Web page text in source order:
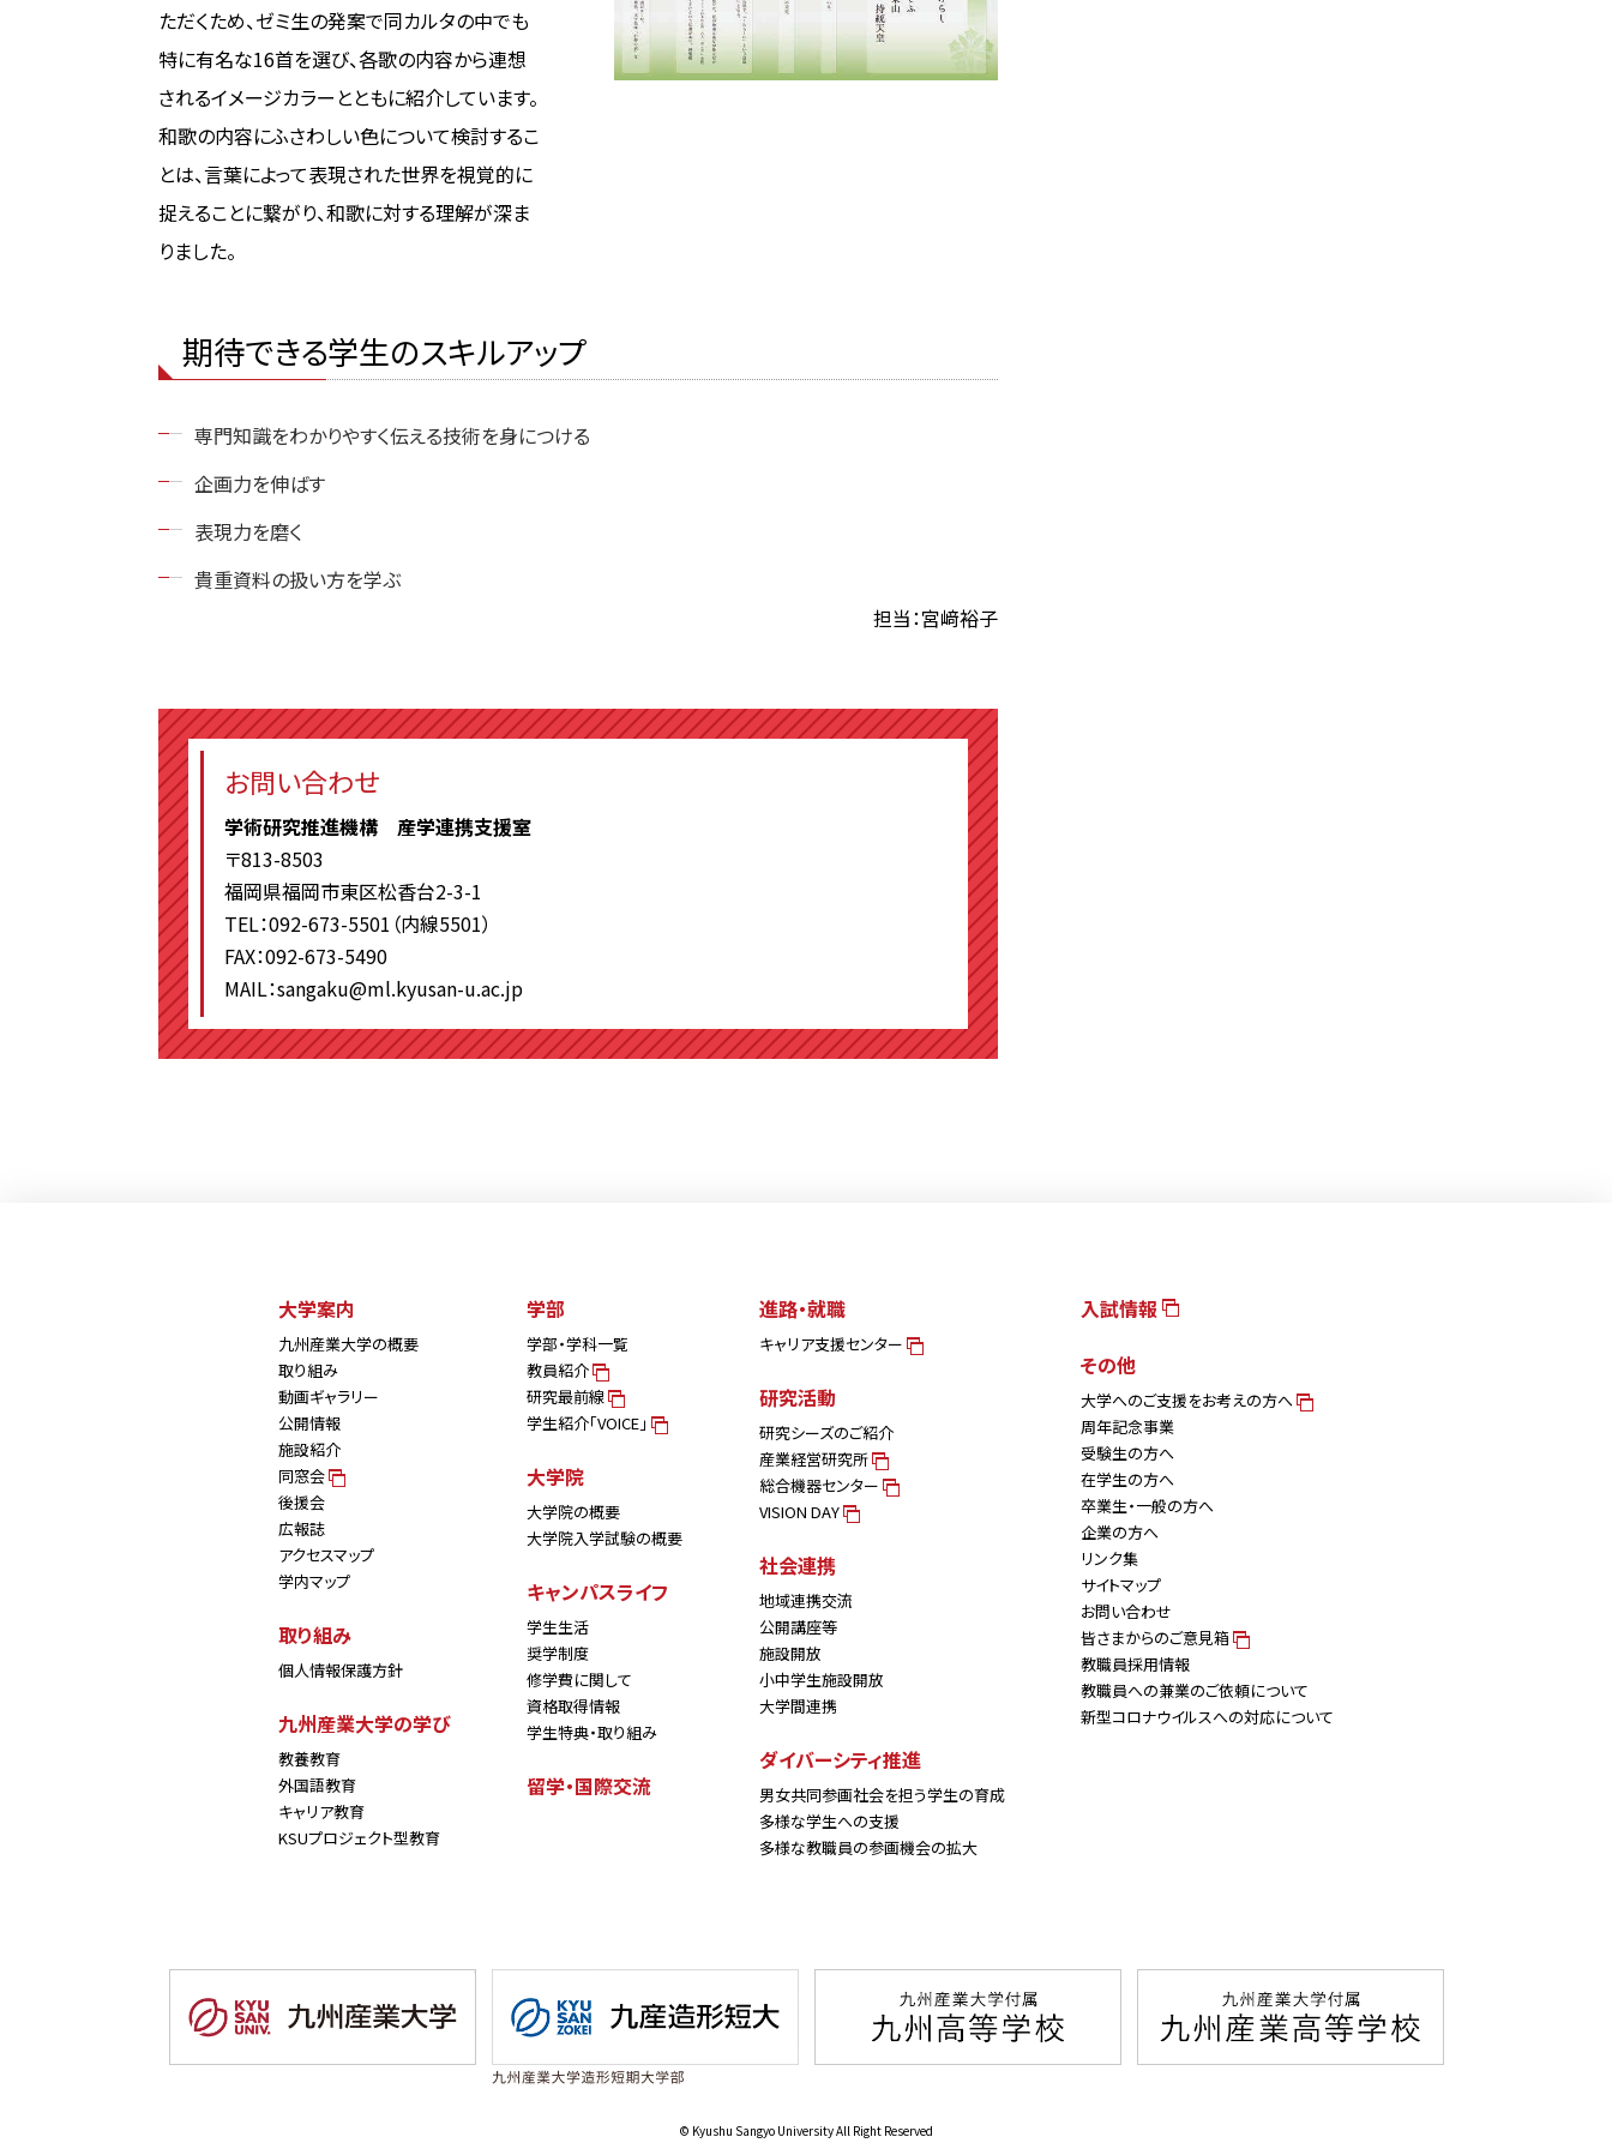
ただくため、ゼミ生の発案で同カルタの中でも
特に有名な16首を選び、各歌の内容から連想
されるイメージカラーとともに紹介しています。
和歌の内容にふさわしい色について検討するこ
とは、言葉によって表現された世界を視覚的に
捉えることに繋がり、和歌に対する理解が深ま
りました。
期待できる学生のスキルアップ
専門知識をわかりやすく伝える技術を身につける
企画力を伸ばす
表現力を磨く
貴重資料の扱い方を学ぶ
担当：宮﨑裕子
お問い合わせ
学術研究推進機構 産学連携支援室
〒813-8503
福岡県福岡市東区松香台2-3-1
TEL：092-673-5501（内線5501）
FAX：092-673-5490
MAIL：sangaku@ml.kyusan-u.ac.jp
大学案内
九州産業大学の概要
取り組み
動画ギャラリー
公開情報
施設紹介
同窓会
後援会
広報誌
アクセスマップ
学内マップ
取り組み
個人情報保護方針
九州産業大学の学び
教養教育
外国語教育
キャリア教育
KSUプロジェクト型教育
学部
学部・学科一覧
教員紹介
研究最前線
学生紹介「VOICE」
大学院
大学院の概要
大学院入学試験の概要
キャンパスライフ
学生生活
奨学制度
修学費に関して
資格取得情報
学生特典・取り組み
留学・国際交流
進路・就職
キャリア支援センター
研究活動
研究シーズのご紹介
産業経営研究所
総合機器センター
VISION DAY
社会連携
地域連携交流
公開講座等
施設開放
小中学生施設開放
大学間連携
ダイバーシティ推進
男女共同参画社会を担う学生の育成
多様な学生への支援
多様な教職員の参画機会の拡大
入試情報
その他
大学へのご支援をお考えの方へ
周年記念事業
受験生の方へ
在学生の方へ
卒業生・一般の方へ
企業の方へ
リンク集
サイトマップ
お問い合わせ
皆さまからのご意見箱
教職員採用情報
教職員への兼業のご依頼について
新型コロナウイルスへの対応について
© Kyushu Sangyo University All Right Reserved